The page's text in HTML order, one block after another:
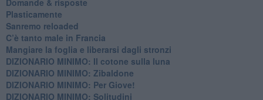
​Plasticamente
Sanremo reloaded
C’è tanto male in Francia
​Mangiare la foglia e liberarsi dagli stronzi
DIZIONARIO MINIMO: Il cotone sulla luna
DIZIONARIO MINIMO: Zibaldone
DIZIONARIO MINIMO: Per Giove!
DIZIONARIO MINIMO: Solitudini